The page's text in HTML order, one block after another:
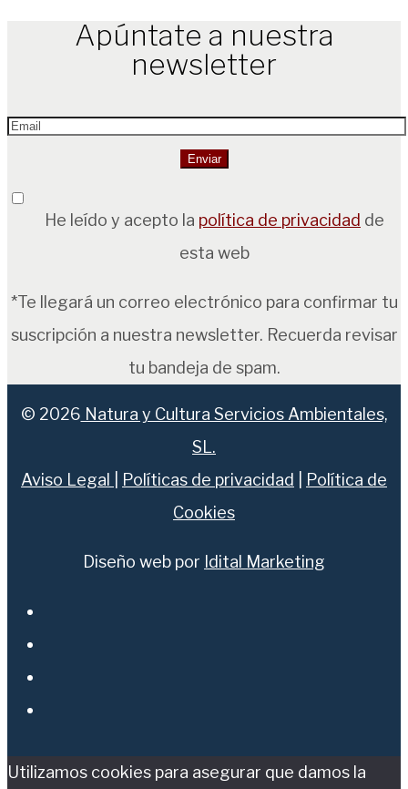
Apúntate a nuestra
newsletter
He leído y acepto la política de privacidad de
esta web
*Te llegará un correo electrónico para confirmar tu
suscripción a nuestra newsletter. Recuerda revisar
tu bandeja de spam.
© 2026 Natura y Cultura Servicios Ambientales,
SL.
Aviso Legal
Políticas de privacidad
Política de
Cookies
Diseño web por Idital Marketing
Utilizamos cookies para asegurar que damos la